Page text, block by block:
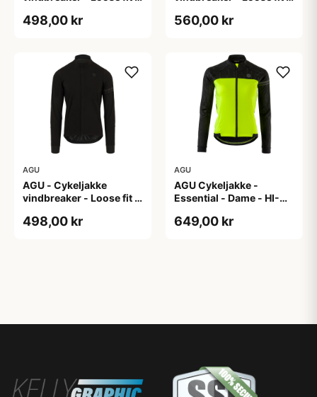
498,00 kr 560,00 kr
AGU
AGU - Cykeljakke
vindbreaker - Loose fit -
498,00 kr
AGU
AGU Cykeljakke -
Essential - Dame - HI-
649,00 kr